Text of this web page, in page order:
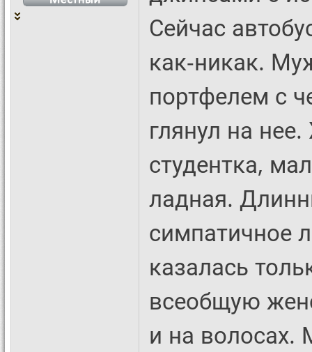
Сейчас
как-никак.
портфелем с
глянул на
студентка,
ладная.
симпатичное
казалась
всеобщую
и на волосах.